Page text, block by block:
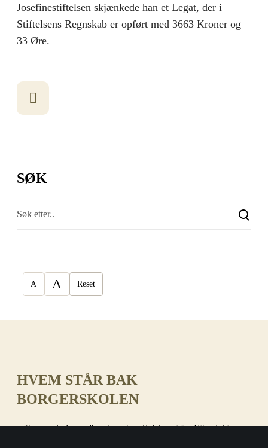
Josefinestiftelsen skjænkede han et Legat, der i
Stiftelsens Regnskab er opført med 3663 Kroner og
33 Øre.
SØK
A A Reset
HVEM STÅR BAK
BORGERSKOLEN
– “borgerskolen.no” er drevet av Selskapet for Etterslekten.